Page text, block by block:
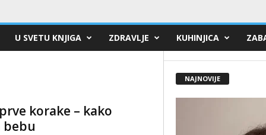
U SVETU KNJIGA ZDRAVLJE KUHINJICA
korake – kako
bebu
NAJNOVIJE